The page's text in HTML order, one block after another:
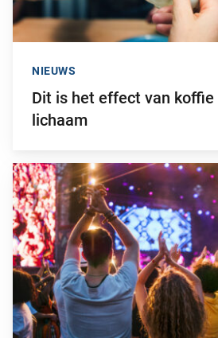
Dit is het effect van koffie
lichaam
NIEUWS
Ga naar “Zo voorkom je